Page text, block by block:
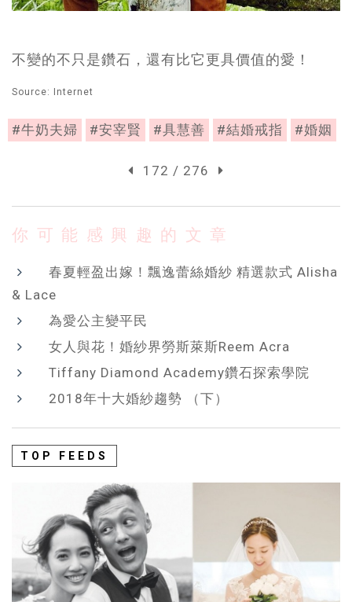
不變的不只是鑽石，還有比它更具價值的愛！
Source: Internet
#牛奶夫婦 #安宰賢 #具慧善 #結婚戒指 #婚姻
172 / 276
你可能感興趣的文章
春夏輕盈出嫁！飄逸蕾絲婚紗 精選款式 Alisha
& Lace
為愛公主變平民
女人與花！婚紗界勞斯萊斯Reem Acra
Tiffany Diamond Academy鑽石探索學院
2018年十大婚紗趨勢 （下）
TOP FEEDS